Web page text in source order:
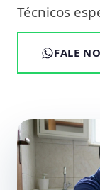
Técnicos
FALE